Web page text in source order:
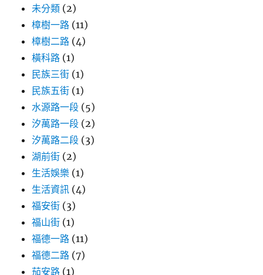
未分類 (2)
樟樹一路 (11)
樟樹二路 (4)
橫科路 (1)
民族三街 (1)
民族五街 (1)
水源路一段 (5)
汐萬路一段 (2)
汐萬路二段 (3)
湖前街 (2)
生活娛樂 (1)
生活資訊 (4)
福安街 (3)
福山街 (1)
福德一路 (11)
福德二路 (7)
茄安路 (1)